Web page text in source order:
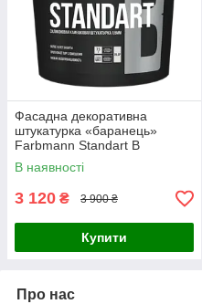
Фасадна декоративна
штукатурка «баранець»
Farbmann Standart B
(ФАРБМЕН СТАНДАРТ Б)
25кг, біла
В наявності
3 120 ₴ 3 900 ₴
Купити
Про нас